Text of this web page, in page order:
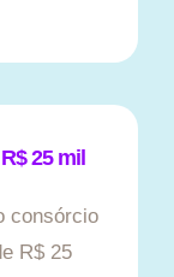
25 mil
consórcio
R$ 25